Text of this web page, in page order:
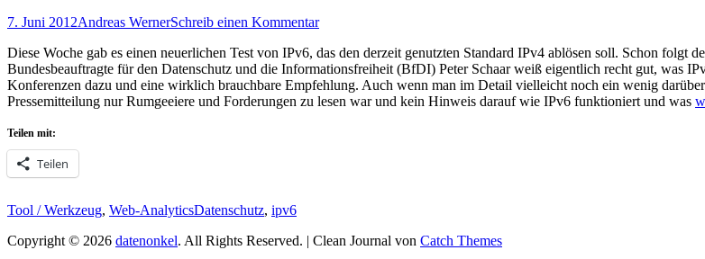
Posted
7. Juni 2012Autor
Andreas WernerSchreib einen Kommentar
Diese Woche gab es einen neuerlichen Test von IPv6, das den derzeit genutzten Standard IPv4 ablösen soll. Schon folgt
Bundesbeauftragte für den Datenschutz und die Informationsfreiheit (BfDI) Peter Schaar weiß eigentlich recht gut, was
Konferenzen dazu und eine wirklich brauchbare Empfehlung. Auch wenn man im Detail vielleicht noch ein wenig
Pressemitteilung nur Rumgeeiere und Forderungen zu lesen war und kein Hinweis darauf wie IPv6 funktioniert und was
Teilen mit:
Teilen
Kategorien
Tool / Werkzeug, Web-AnalyticsSchlagworte
Datenschutz, ipv6
Copyright © 2026 datenonkel. All Rights Reserved. | Clean Journal von Catch Themes